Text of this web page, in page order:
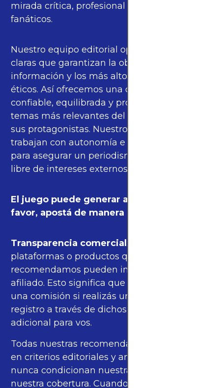
mirada crítica, profesional y cercana a los
fanáticos.
Nuestro equipo editorial opera bajo pautas
claras que garantizan la objetividad de la
información y los más altos estándares
éticos. Así ofrecemos una cobertura
confiable, equilibrada y propia sobre los
temas más relevantes del fútbol mundial y
sus protagonistas. Nuestros periodistas
trabajan con autonomía e independencia
para asegurar un periodismo de calidad,
libre de intereses externos.
El juego puede generar adicción. Por
favor, apostá de manera responsable.
Transparencia comercial: algunas de las
plataformas o productos que
recomendamos pueden incluir enlaces de
afiliado. Esto significa que podríamos recibir
una comisión si realizás una compra o
registro a través de dichos enlaces, sin costo
adicional para vos.
Todas nuestras recomendaciones se basan
en criterios editoriales y análisis propios, y
nunca condicionan nuestras opiniones ni
nuestra cobertura. Cuando corresponde,